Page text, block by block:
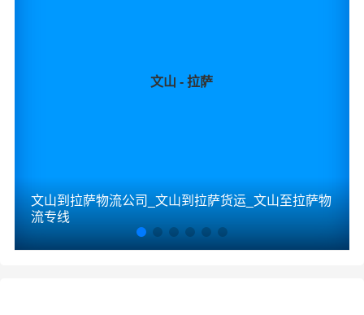
文山 - 拉萨
文山到拉萨物流公司_文山到拉萨货运_文山至拉萨物
流专线